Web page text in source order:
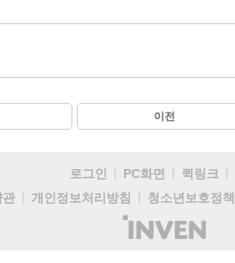
이전
로그인 PC화면 퀵링크
관
개인정보처리방침 청소년보호정책
(주)
인